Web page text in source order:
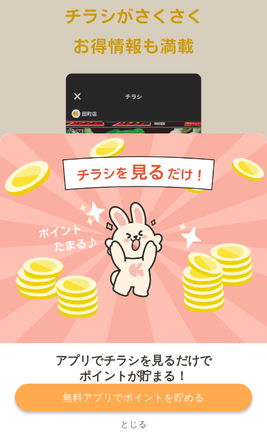
アプリでチラシを見るだけで
ポイントが貯まる！
無料アプリでポイントを貯める
とじる
プライバシーポリシー 利用規約
運営会社
サービスに関してのお問い合わせ